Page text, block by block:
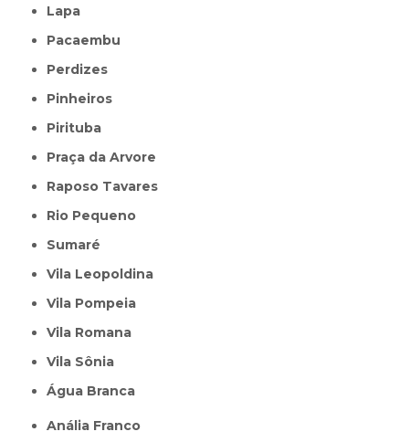
Lapa
Pacaembu
Perdizes
Pinheiros
Pirituba
Praça da Arvore
Raposo Tavares
Rio Pequeno
Sumaré
Vila Leopoldina
Vila Pompeia
Vila Romana
Vila Sônia
Água Branca
Anália Franco